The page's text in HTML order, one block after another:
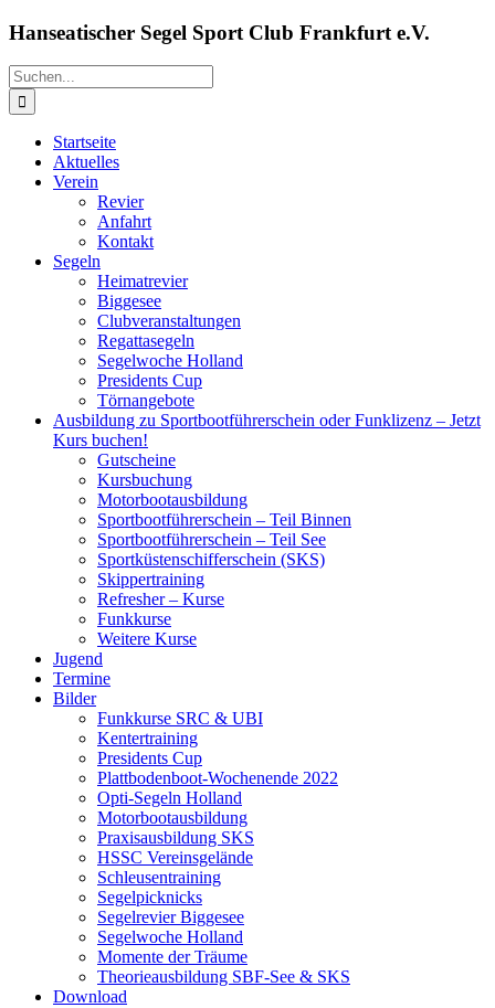
Zum
springen
Hanseatischer Segel Sport Club Frankfurt e.V.
Suche
nach:
Startseite
Aktuelles
Verein
Revier
Anfahrt
Kontakt
Segeln
Heimatrevier
Biggesee
Clubveranstaltungen
Regattasegeln
Segelwoche Holland
Presidents Cup
Törnangebote
Ausbildung zu Sportbootführerschein oder Funklizenz – Jetzt
Kurs buchen!
Gutscheine
Kursbuchung
Motorbootausbildung
Sportbootführerschein – Teil Binnen
Sportbootführerschein – Teil See
Sportküstenschifferschein (SKS)
Skippertraining
Refresher – Kurse
Funkkurse
Weitere Kurse
Jugend
Termine
Bilder
Funkkurse SRC & UBI
Kentertraining
Presidents Cup
Plattbodenboot-Wochenende 2022
Opti-Segeln Holland
Motorbootausbildung
Praxisausbildung SKS
HSSC Vereinsgelände
Schleusentraining
Segelpicknicks
Segelrevier Biggesee
Segelwoche Holland
Momente der Träume
Theorieausbildung SBF-See & SKS
Download